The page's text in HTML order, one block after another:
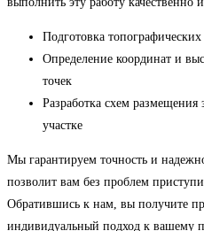
Подготовка топографических
Определение координат и
точек
Разработка схем
участке
Мы гарантируем точность и
позволит вам без проблем
Обратившись к нам, вы получите
индивидуальный подход к вашему